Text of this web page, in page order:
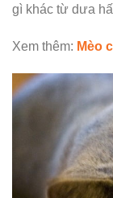
gì khác từ dưa
Xem thêm: Mèo